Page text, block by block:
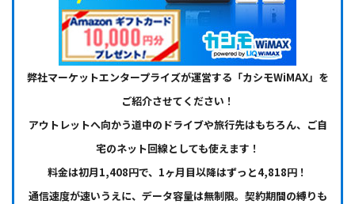
弊社マーケットエンタープライズが運営する「カシモWiMAX」を
ご紹介させてください！
アウトレットへ向かう道中のドライブや旅行先はもちろん、ご自
宅のネット回線としても使えます！
料金は初月1,408円で、1ヶ月目以降はずっと4,818円！
通信速度が速いうえに、データ容量は無制限。契約期間の縛りも